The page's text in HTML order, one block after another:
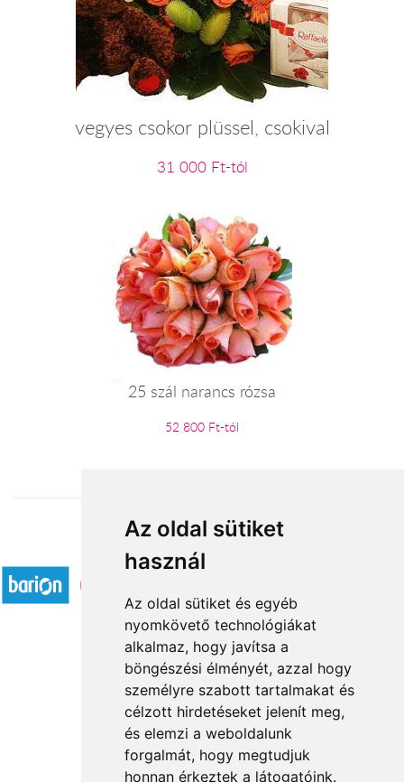
Az oldal sütiket
használ
Az oldal sütiket és egyéb
nyomkövető technológiákat
alkalmaz, hogy javítsa a
böngészési élményét, azzal hogy
személyre szabott tartalmakat és
célzott hirdetéseket jelenít meg,
és elemzi a weboldalunk
forgalmát, hogy megtudjuk
honnan érkeztek a látogatóink.
vegyes csokor plüssel, csokival
31 000 Ft-tól
25 szál narancs rózsa
52 800 Ft-tól
Elfogadott fizetési módok
Rólunk
Általános információ
Kapcsolat
Partnereink